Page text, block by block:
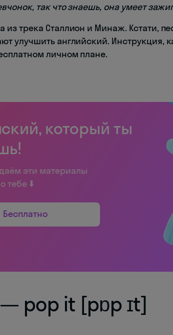
так что знаешь, она умеет
из трека Сталлион и Минаж. Кстати,
улучшить английский. Инструкция,
личном плане.
который ты
эти материалы
тебе ⬇️
Бесплатно
pop it [pɒp ɪt]